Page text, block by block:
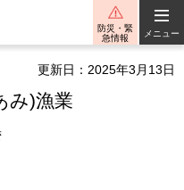
防災・緊
急情報
メニュー
更新日：2025年3月13日
み)漁業